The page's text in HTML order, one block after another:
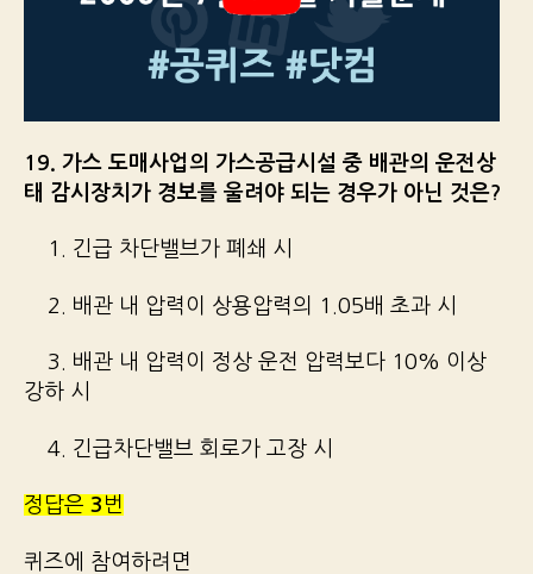
19. 가스 도매사업의 가스공급시설 중 배관의 운전상
태 감시장치가 경보를 울려야 되는 경우가 아닌 것은?
1. 긴급 차단밸브가 폐쇄 시
2. 배관 내 압력이 상용압력의 1.05배 초과 시
3. 배관 내 압력이 정상 운전 압력보다 10% 이상
강하 시
4. 긴급차단밸브 회로가 고장 시
정답은 3 번
퀴즈에 참여하려면